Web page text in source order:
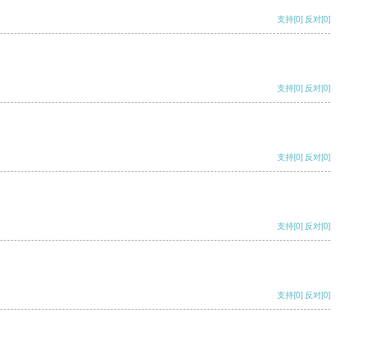
支持[0] 反对[0]
支持[0] 反对[0]
支持[0] 反对[0]
支持[0] 反对[0]
支持[0] 反对[0]